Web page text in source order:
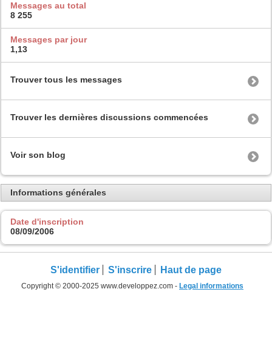
Messages au total
8 255
Messages par jour
1,13
Trouver tous les messages
Trouver les dernières discussions commencées
Voir son blog
Informations générales
Date d'inscription
08/09/2006
S'identifier S'inscrire Haut de page
Copyright © 2000-2025 www.developpez.com - Legal informations